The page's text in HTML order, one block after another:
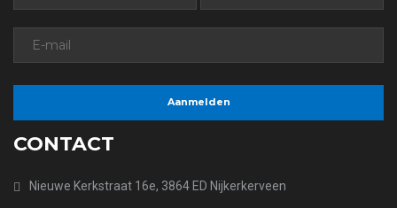
CONTACT
Nieuwe Kerkstraat 16e, 3864 ED Nijkerkerveen